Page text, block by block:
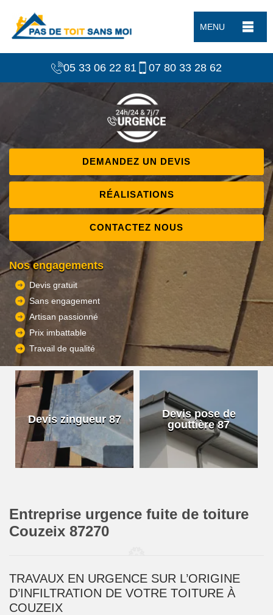
MENU
05 33 06 22 81 07 80 33 28 62
DEMANDEZ UN DEVIS
RÉALISATIONS
CONTACTEZ NOUS
Nos engagements
Devis gratuit
Sans engagement
Artisan passionné
Prix imbattable
Travail de qualité
Devis zingueur 87
Devis pose de
gouttière 87
Entreprise urgence fuite de toiture
Couzeix 87270
TRAVAUX EN URGENCE SUR L’ORIGINE
D’INFILTRATION DE VOTRE TOITURE À
COUZEIX